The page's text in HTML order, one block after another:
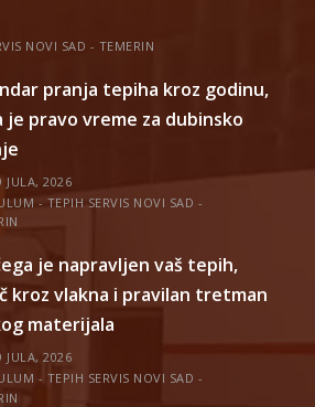
NOVI SAD - TEMERIN
pranja tepiha kroz godinu,
je pravo vreme za dubinsko
JULA, 2026
- TEPIH SERVIS NOVI SAD -
je napravljen vaš tepih,
kroz vlakna i pravilan tretman
materijala
JULA, 2026
- TEPIH SERVIS NOVI SAD -